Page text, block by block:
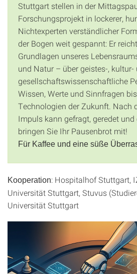
Stuttgart stellen in der
Forschungsprojekt in lockerer,
Nichtexperten verständlicher
der Bogen weit gespannt: Er
Grundlagen unseres
und Natur – über geistes-, kultur-
gesellschaftswissenschaftliche
Wissen, Werte und Sinnfragen
Technologien der Zukunft. Nach
Impuls kann gefragt, geredet
bringen Sie Ihr Pausenbrot mit!
Für Kaffee und eine süße
Kooperation: Hospitalhof Stuttgart,
Universität Stuttgart, Stuvus
Universität Stuttgart